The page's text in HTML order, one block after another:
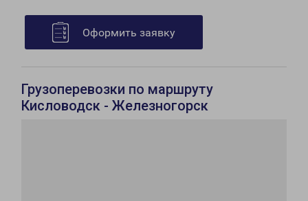
Оформить заявку
Грузоперевозки по маршруту
Кисловодск - Железногорск